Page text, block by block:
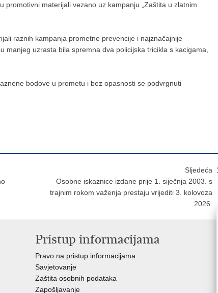
promotivni materijali vezano uz kampanju „Zaštita u zlatnim
raznih kampanja prometne prevencije i najznačajnije
manjeg uzrasta bila spremna dva policijska tricikla s kacigama,
bodove u prometu i bez opasnosti se podvrgnuti
Sljedeća
Osobne iskaznice izdane prije 1. siječnja 2003. s
trajnim rokom važenja prestaju vrijediti 3. kolovoza
2026.
Pristup informacijama
Pravo na pristup informacijama
Savjetovanje
Zaštita osobnih podataka
Zapošljavanje